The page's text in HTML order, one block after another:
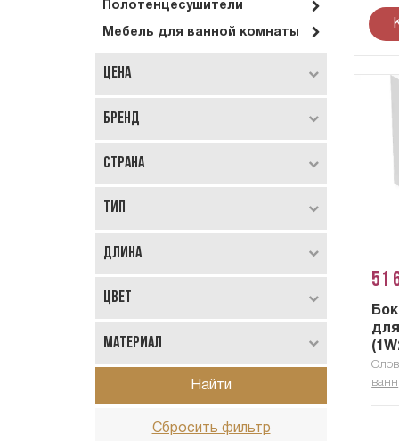
Полотенцесушители
Мебель для ванной комнаты
Цена
Бренд
Страна
Тип
Длина
Цвет
Материал
Найти
Сбросить фильтр
51
ванн